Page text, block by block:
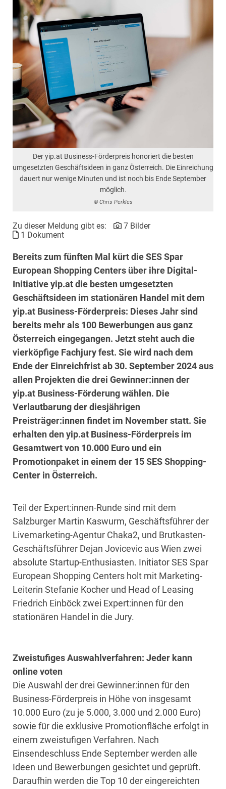
Der yip.at Business-Förderpreis honoriert die besten
umgesetzten Geschäftsideen in ganz Österreich. Die Einreichung
dauert nur wenige Minuten und ist noch bis Ende September
möglich.
© Chris Perkles
Zu dieser Meldung gibt es:
7 Bilder
1 Dokument
Bereits zum fünften Mal kürt die SES Spar
European Shopping Centers über ihre Digital-
Initiative yip.at die besten umgesetzten
Geschäftsideen im stationären Handel mit dem
yip.at Business-Förderpreis: Dieses Jahr sind
bereits mehr als 100 Bewerbungen aus ganz
Österreich eingegangen. Jetzt steht auch die
vierköpfige Fachjury fest. Sie wird nach dem
Ende der Einreichfrist ab 30. September 2024 aus
allen Projekten die drei Gewinner:innen der
yip.at Business-Förderung wählen. Die
Verlautbarung der diesjährigen
Preisträger:innen findet im November statt. Sie
erhalten den yip.at Business-Förderpreis im
Gesamtwert von 10.000 Euro und ein
Promotionpaket in einem der 15 SES Shopping-
Center in Österreich.
Teil der Expert:innen-Runde sind mit dem
Salzburger Martin Kaswurm, Geschäftsführer der
Livemarketing-Agentur Chaka2, und Brutkasten-
Geschäftsführer Dejan Jovicevic aus Wien zwei
absolute Startup-Enthusiasten. Initiator SES Spar
European Shopping Centers holt mit Marketing-
Leiterin Stefanie Kocher und Head of Leasing
Friedrich Einböck zwei Expert:innen für den
stationären Handel in die Jury.
Zweistufiges Auswahlverfahren: Jeder kann
online voten
Die Auswahl der drei Gewinner:innen für den
Business-Förderpreis in Höhe von insgesamt
10.000 Euro (zu je 5.000, 3.000 und 2.000 Euro)
sowie für die exklusive Promotionfläche erfolgt in
einem zweistufigen Verfahren. Nach
Einsendeschluss Ende September werden alle
Ideen und Bewerbungen gesichtet und geprüft.
Daraufhin werden die Top 10 der eingereichten